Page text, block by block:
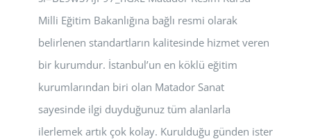
Milli Eğitim Bakanlığına bağlı resmi olarak
belirlenen standartların kalitesinde hizmet veren
bir kurumdur. İstanbul’un en köklü eğitim
kurumlarından biri olan Matador Sanat
sayesinde ilgi duyduğunuz tüm alanlarla
ilerlemek artık çok kolay. Kurulduğu günden ister